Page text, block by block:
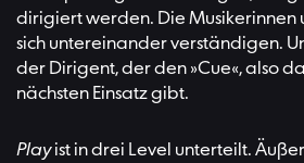
dirigiert werden. Die Musikerinnen
sich untereinander verständigen.
der Dirigent, der den »Cue«, also
nächsten Einsatz gibt.
Playist in drei Level unterteilt.